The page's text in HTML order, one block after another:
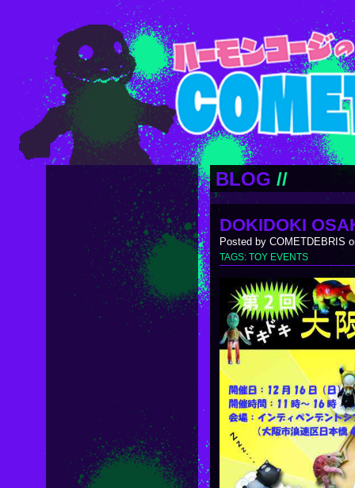
BLOG //
DOKIDOKI
Posted by COMETDEBRIS
TAGS: TOY EVENTS